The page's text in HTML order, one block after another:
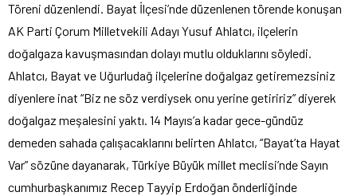
Töreni düzenlendi. Bayat İlçesi’nde düzenlenen törende konuşan
AK Parti Çorum Milletvekili Adayı Yusuf Ahlatcı, ilçelerin
doğalgaza kavuşmasından dolayı mutlu olduklarını söyledi.
Ahlatcı, Bayat ve Uğurludağ ilçelerine doğalgaz getiremezsiniz
diyenlere inat “Biz ne söz verdiysek onu yerine getiririz” diyerek
doğalgaz meşalesini yaktı. 14 Mayıs’a kadar gece-gündüz
demeden sahada çalışacaklarını belirten Ahlatcı, “Bayat’ta Hayat
Var” sözüne dayanarak, Türkiye Büyük millet meclisi’nde Sayın
cumhurbaşkanımız Recep Tayyip Erdoğan önderliğinde